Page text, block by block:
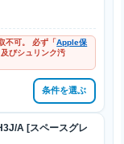
不可。 必ず「Apple保
びシュリンク汚
条件を選ぶ
A [スペースグレ